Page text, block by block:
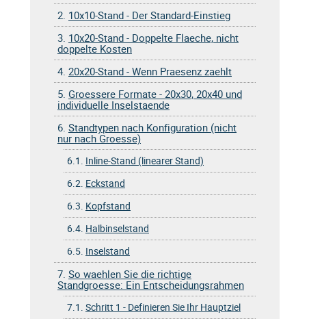
2. 10x10-Stand - Der Standard-Einstieg
3. 10x20-Stand - Doppelte Flaeche, nicht
doppelte Kosten
4. 20x20-Stand - Wenn Praesenz zaehlt
5. Groessere Formate - 20x30, 20x40 und
individuelle Inselstaende
6. Standtypen nach Konfiguration (nicht
nur nach Groesse)
6.1. Inline-Stand (linearer Stand)
6.2. Eckstand
6.3. Kopfstand
6.4. Halbinselstand
6.5. Inselstand
7. So waehlen Sie die richtige
Standgroesse: Ein Entscheidungsrahmen
7.1. Schritt 1 - Definieren Sie Ihr Hauptziel